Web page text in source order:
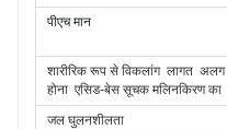
पीएच मान
शारीरिक रूप से विकलांग लागत अलग
होना एसिड-बेस सूचक मलिनकिरण का
जल घुलनशीलता